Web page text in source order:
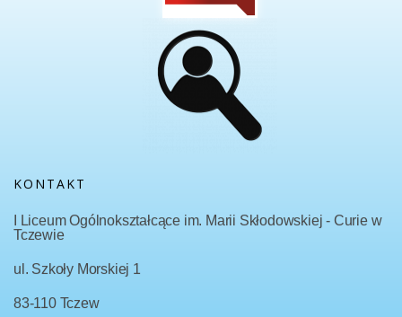
KONTAKT
I Liceum Ogólnokształcące im. Marii Skłodowskiej - Curie w
Tczewie
ul. Szkoły Morskiej 1
83-110 Tczew